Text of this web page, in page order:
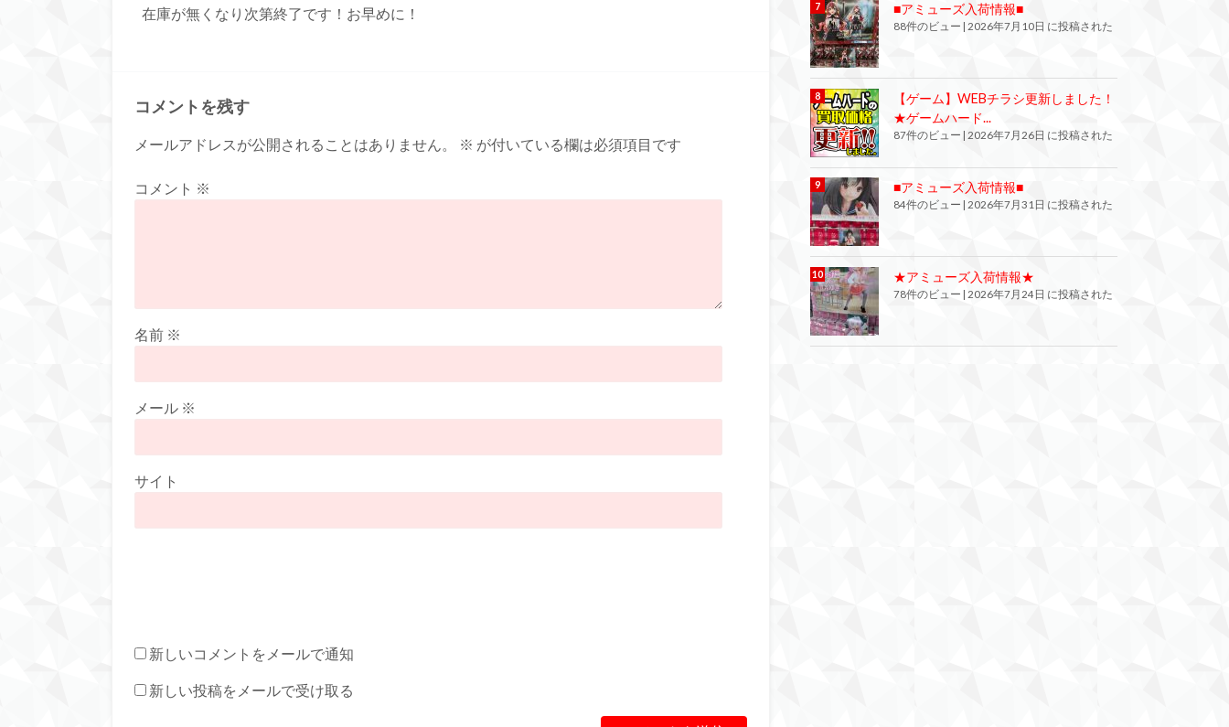
在庫が無くなり次第終了です！お早めに！
コメントを残す
メールアドレスが公開されることはありません。 ※ が付いている欄は必須項目です
コメント ※
名前 ※
メール ※
サイト
新しいコメントをメールで通知
新しい投稿をメールで受け取る
■アミューズ入荷情報■
88件のビュー 2026年7月10日 に投稿された
【ゲーム】WEBチラシ更新しました！
★ゲームハード...
87件のビュー | 2026年7月26日 に投稿された
■アミューズ入荷情報■
84件のビュー 2026年7月31日 に投稿された
★アミューズ入荷情報★
78件のビュー | 2026年7月24日 に投稿された